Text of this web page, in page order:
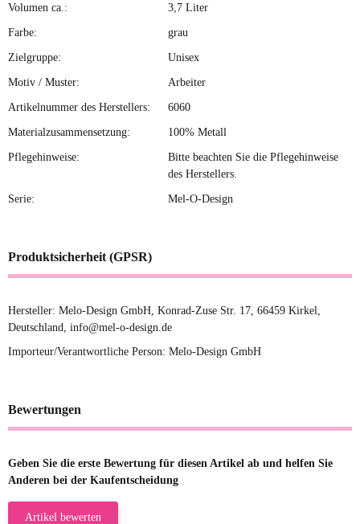
Volumen ca.: 3,7 Liter
Farbe: grau
Zielgruppe: Unisex
Motiv / Muster: Arbeiter
Artikelnummer des Herstellers: 6060
Materialzusammensetzung: 100% Metall
Pflegehinweise:
Bitte beachten Sie die Pflegehinweise
des Herstellers.
Serie: Mel-O-Design
Produktsicherheit (GPSR)
Hersteller: Melo-Design GmbH, Konrad-Zuse Str. 17, 66459 Kirkel,
Deutschland, info@mel-o-design.de
Importeur/Verantwortliche Person: Melo-Design GmbH
Bewertungen
Geben Sie die erste Bewertung für diesen Artikel ab und helfen Sie
Anderen bei der Kaufentscheidung
Artikel bewerten